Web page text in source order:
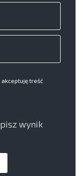
akceptuję treść
wynik